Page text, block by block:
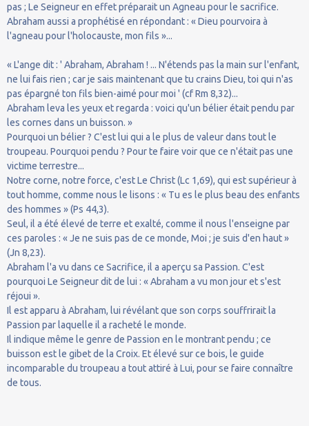
pas ; Le Seigneur en effet préparait un Agneau pour le sacrifice.
Abraham aussi a prophétisé en répondant : « Dieu pourvoira à
l'agneau pour l'holocauste, mon fils »...
« L'ange dit : ' Abraham, Abraham ! ... N'étends pas la main sur l'enfant,
ne lui fais rien ; car je sais maintenant que tu crains Dieu, toi qui n'as
pas épargné ton fils bien-aimé pour moi ' (cf Rm 8,32)...
Abraham leva les yeux et regarda : voici qu'un bélier était pendu par
les cornes dans un buisson. »
Pourquoi un bélier ? C'est lui qui a le plus de valeur dans tout le
troupeau. Pourquoi pendu ? Pour te faire voir que ce n'était pas une
victime terrestre...
Notre corne, notre force, c'est Le Christ (Lc 1,69), qui est supérieur à
tout homme, comme nous le lisons : « Tu es le plus beau des enfants
des hommes » (Ps 44,3).
Seul, il a été élevé de terre et exalté, comme il nous l'enseigne par
ces paroles : « Je ne suis pas de ce monde, Moi ; je suis d'en haut »
(Jn 8,23).
Abraham l'a vu dans ce Sacrifice, il a aperçu sa Passion. C'est
pourquoi Le Seigneur dit de lui : « Abraham a vu mon jour et s'est
réjoui ».
Il est apparu à Abraham, lui révélant que son corps souffrirait la
Passion par laquelle il a racheté le monde.
Il indique même le genre de Passion en le montrant pendu ; ce
buisson est le gibet de la Croix. Et élevé sur ce bois, le guide
incomparable du troupeau a tout attiré à Lui, pour se faire connaître
de tous.